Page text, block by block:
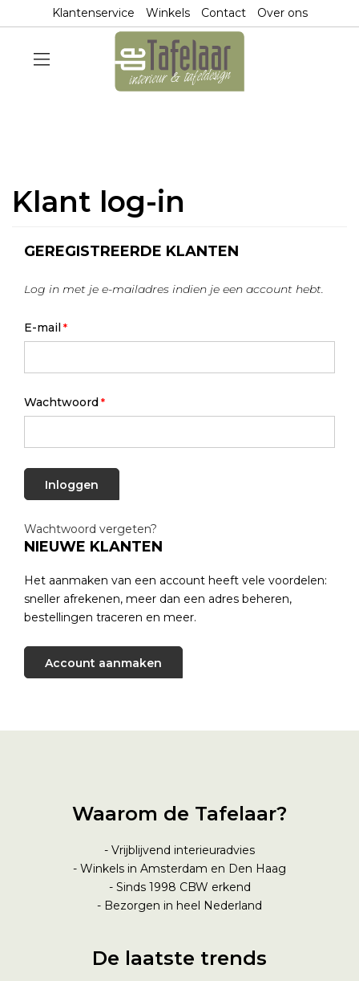
Klantenservice Winkels Contact Over ons
Klant log-in
GEREGISTREERDE KLANTEN
Log in met je e-mailadres indien je een account hebt.
E-mail
Wachtwoord
Inloggen
Wachtwoord vergeten?
NIEUWE KLANTEN
Het aanmaken van een account heeft vele voordelen:
sneller afrekenen, meer dan een adres beheren,
bestellingen traceren en meer.
Account aanmaken
Waarom de Tafelaar?
- Vrijblijvend interieuradvies
- Winkels in Amsterdam en Den Haag
- Sinds 1998 CBW erkend
- Bezorgen in heel Nederland
De laatste trends